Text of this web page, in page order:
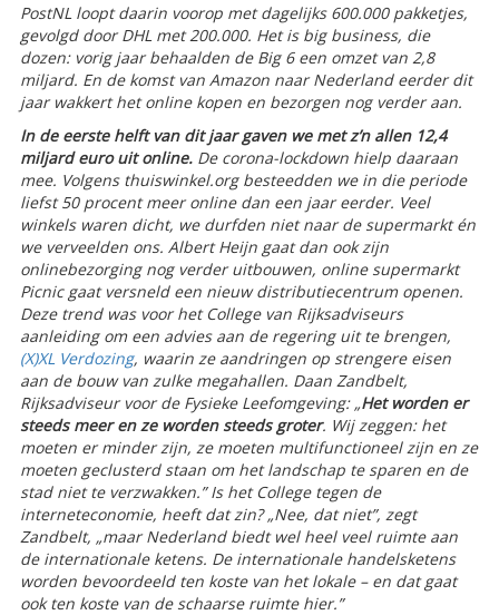
PostNL loopt daarin voorop met dagelijks 600.000 pakketjes,
gevolgd door DHL met 200.000. Het is big business, die
dozen: vorig jaar behaalden de Big 6 een omzet van 2,8
miljard. En de komst van Amazon naar Nederland eerder dit
jaar wakkert het online kopen en bezorgen nog verder aan.
In de eerste helft van dit jaar gaven we met z’n allen 12,4
miljard euro uit online. De corona-lockdown hielp daaraan
mee. Volgens thuiswinkel.org besteedden we in die periode
liefst 50 procent meer online dan een jaar eerder. Veel
winkels waren dicht, we durfden niet naar de supermarkt én
we verveelden ons. Albert Heijn gaat dan ook zijn
onlinebezorging nog verder uitbouwen, online supermarkt
Picnic gaat versneld een nieuw distributiecentrum openen.
Deze trend was voor het College van Rijksadviseurs
aanleiding om een advies aan de regering uit te brengen,
(X)XL Verdozing, waarin ze aandringen op strengere eisen
aan de bouw van zulke megahallen. Daan Zandbelt,
Rijksadviseur voor de Fysieke Leefomgeving: „Het worden er
steeds meer en ze worden steeds groter. Wij zeggen: het
moeten er minder zijn, ze moeten multifunctioneel zijn en ze
moeten geclusterd staan om het landschap te sparen en de
stad niet te verzwakken.” Is het College tegen de
interneteconomie, heeft dat zin? „Nee, dat niet”, zegt
Zandbelt, „maar Nederland biedt wel heel veel ruimte aan
de internationale ketens. De internationale handelsketens
worden bevoordeeld ten koste van het lokale – en dat gaat
ook ten koste van de schaarse ruimte hier.”